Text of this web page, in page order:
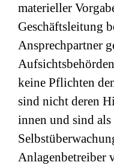
materieller
Geschäftsleitung
Ansprechpartner
keine Pflichten
sind nicht deren
innen und sind
Anlagenbetreiber